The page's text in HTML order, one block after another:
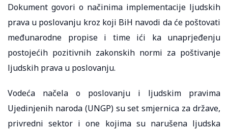
Dokument govori o načinima implementacije ljudskih
prava u poslovanju kroz koji BiH navodi da će poštovati
međunarodne propise i time ići ka unaprjeđenju
postojećih pozitivnih zakonskih normi za poštivanje
ljudskih prava u poslovanju.
Vodeća načela o poslovanju i ljudskim pravima
Ujedinjenih naroda (UNGP) su set smjernica za države,
privredni sektor i one kojima su narušena ljudska